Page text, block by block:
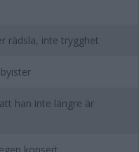
rädsla, inte trygghet
han inte längre är